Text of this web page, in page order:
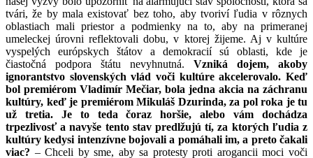
tvári, že by mala existovať bez toho, aby tvoriví ľudia v rôznych
oblastiach mali priestor a podmienky na to, aby na primeranej
umeleckej úrovni reflektovali dobu, v ktorej žijeme. Aj v kultúre
vyspelých európskych štátov a demokracií sú oblasti, kde je
čiastočná podpora štátu nevyhnutná. Vzniká dojem, akoby
ignorantstvo slovenských vlád voči kultúre akcelerovalo. Keď
bol premiérom Vladimír Mečiar, bola jedna akcia na záchranu
kultúry, keď je premiérom Mikuláš Dzurinda, za pol roka je tu
už tretia. Je to teda čoraz horšie, alebo vám dochádza
trpezlivosť a navyše tento stav predlžujú tí, za ktorých ľudia z
kultúry kedysi intenzívne bojovali a pomáhali im, a preto čakali
viac? – Chceli by sme, aby sa protesty proti arogancii moci voči